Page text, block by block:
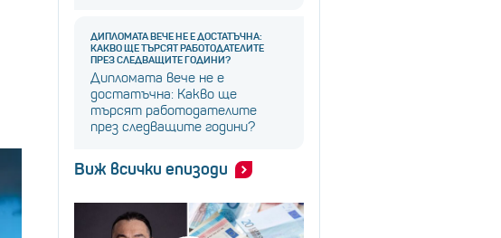
ДИПЛОМАТА ВЕЧЕ НЕ Е ДОСТАТЪЧНА:
КАКВО ЩЕ ТЪРСЯТ РАБОТОДАТЕЛИТЕ
ПРЕЗ СЛЕДВАЩИТЕ ГОДИНИ?
Дипломата вече не е
достатъчна: Какво ще
търсят работодателите
през следващите години?
Виж всички епизоди